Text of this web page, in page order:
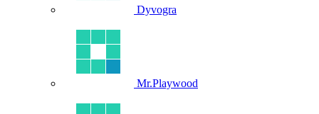
Dyvogra
Mr.Playwood